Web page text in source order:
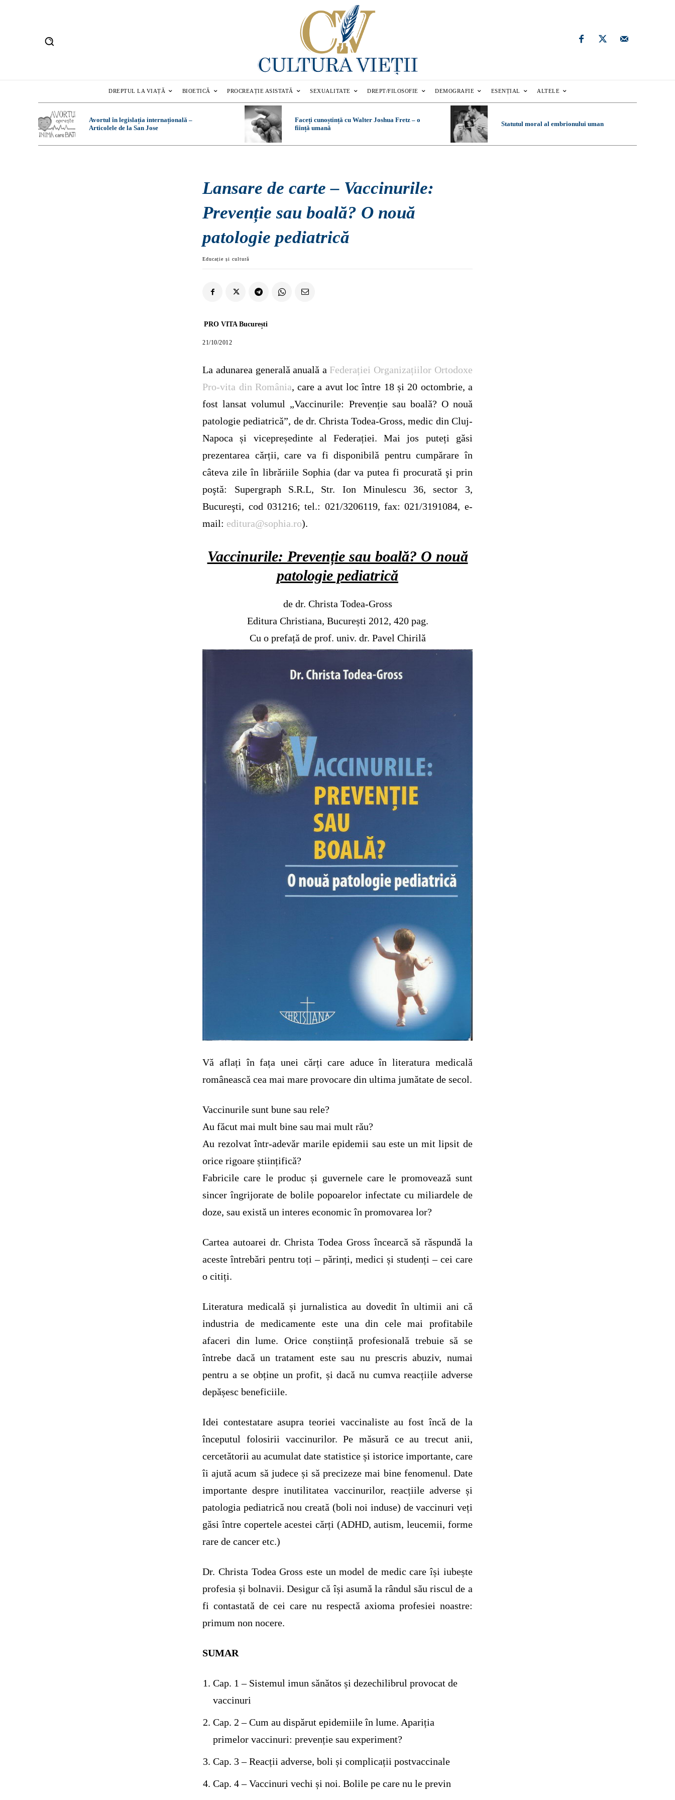
DREPTUL LA VIAȚĂ BIOETICĂ PROCREAȚIE ASISTATĂ SEXUALITATE DREPT/FILOSOFIE DEMOGRAFIE ESENȚIAL ALTELE
Avortul în legislația internațională –
Articolele de la San Jose
Faceți cunoștință cu Walter Joshua Fretz – o
ființă umană
Statutul moral al embrionului uman
Lansare de carte – Vaccinurile:
Prevenție sau boală? O nouă
patologie pediatrică
Educație și cultură
PRO VITA București
21/10/2012
La adunarea generală anuală a Federației Organizațiilor Ortodoxe
Pro-vita din România, care a avut loc între 18 și 20 octombrie, a
fost lansat volumul „Vaccinurile: Prevenție sau boală? O nouă
patologie pediatrică”, de dr. Christa Todea-Gross, medic din Cluj-
Napoca și vicepreședinte al Federației. Mai jos puteți găsi
prezentarea cărții, care va fi disponibilă pentru cumpărare în
câteva zile în librăriile Sophia (dar va putea fi procurată şi prin
poştă: Supergraph S.R.L, Str. Ion Minulescu 36, sector 3,
Bucureşti, cod 031216; tel.: 021/3206119, fax: 021/3191084, e-
mail: editura@sophia.ro).
Vaccinurile: Prevenție sau boală? O nouă
patologie pediatrică
de dr. Christa Todea-Gross
Editura Christiana, București 2012, 420 pag.
Cu o prefață de prof. univ. dr. Pavel Chirilă
Vă aflați în fața unei cărți care aduce în literatura medicală
românească cea mai mare provocare din ultima jumătate de secol.
Vaccinurile sunt bune sau rele?
Au făcut mai mult bine sau mai mult rău?
Au rezolvat într-adevăr marile epidemii sau este un mit lipsit de
orice rigoare științifică?
Fabricile care le produc și guvernele care le promovează sunt
sincer îngrijorate de bolile popoarelor infectate cu miliardele de
doze, sau există un interes economic în promovarea lor?
Cartea autoarei dr. Christa Todea Gross încearcă să răspundă la
aceste întrebări pentru toți – părinți, medici și studenți – cei care
o citiți.
Literatura medicală și jurnalistica au dovedit în ultimii ani că
industria de medicamente este una din cele mai profitabile
afaceri din lume. Orice conștiință profesională trebuie să se
întrebe dacă un tratament este sau nu prescris abuziv, numai
pentru a se obține un profit, și dacă nu cumva reacțiile adverse
depășesc beneficiile.
Idei contestatare asupra teoriei vaccinaliste au fost încă de la
începutul folosirii vaccinurilor. Pe măsură ce au trecut anii,
cercetătorii au acumulat date statistice și istorice importante, care
îi ajută acum să judece și să precizeze mai bine fenomenul. Date
importante despre inutilitatea vaccinurilor, reacțiile adverse și
patologia pediatrică nou creată (boli noi induse) de vaccinuri veți
găsi între copertele acestei cărți (ADHD, autism, leucemii, forme
rare de cancer etc.)
Dr. Christa Todea Gross este un model de medic care își iubește
profesia și bolnavii. Desigur că își asumă la rândul său riscul de a
fi contastată de cei care nu respectă axioma profesiei noastre:
primum non nocere.
SUMAR
Cap. 1 – Sistemul imun sănătos și dezechilibrul provocat de
vaccinuri
Cap. 2 – Cum au dispărut epidemiile în lume. Apariția
primelor vaccinuri: prevenție sau experiment?
Cap. 3 – Reacții adverse, boli și complicații postvaccinale
Cap. 4 – Vaccinuri vechi și noi. Bolile pe care nu le previn